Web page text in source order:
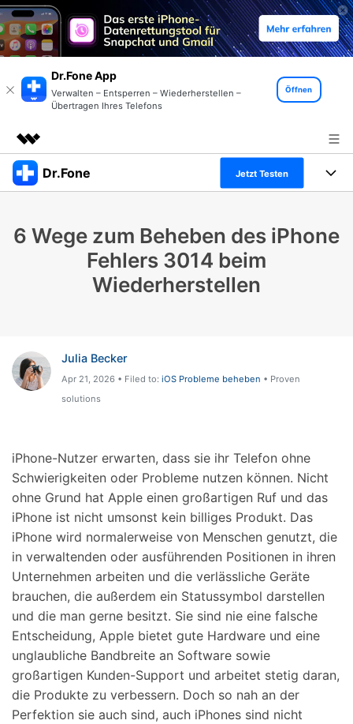
Dr.Fone App
Verwalten – Entsperren – Wiederherstellen –
Übertragen Ihres Telefons
Öffnen
Top-Produkte
Dienstprogramme
Überblick
Support
Dr.Fone Jetzt Testen
Alles-in-einem-Toolkit
Weitere Tools und Apps
Lösungen
Entdecken Sie weitere Dr.Fone-Lösungen
Lernen und Unterstützung
Hilfe und Unterstützung erhalten
DOWNLOAD Anmelden
6 Wege zum Beheben des iPhone
Fehlers 3014 beim
Wiederherstellen
Julia Becker
Apr 21, 2026 • Filed to: iOS Probleme beheben • Proven
solutions
iPhone-Nutzer erwarten, dass sie ihr Telefon ohne
Schwierigkeiten oder Probleme nutzen können. Nicht
ohne Grund hat Apple einen großartigen Ruf und das
iPhone ist nicht umsonst kein billiges Produkt. Das
iPhone wird normalerweise von Menschen genutzt, die
in verwaltenden oder ausführenden Positionen in ihren
Unternehmen arbeiten und die verlässliche Geräte
brauchen, die außerdem ein Statussymbol darstellen
und die man gerne besitzt. Sie sind nie eine falsche
Entscheidung, Apple bietet gute Hardware und eine
unglaubliche Bandbreite an Software sowie
großartigen Kunden-Support und arbeitet stetig daran,
die Produkte zu verbessern. Doch so nah an der
Perfektion sie auch sind, auch iPhones sind nicht